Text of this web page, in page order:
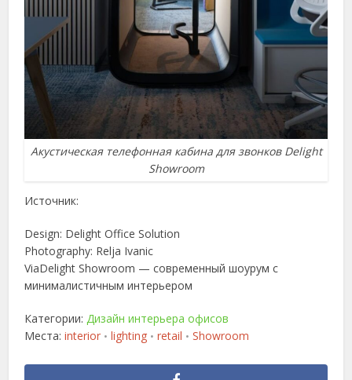
Акустическая телефонная кабина для звонков Delight
Showroom
Источник:
Design: Delight Office Solution
Photography: Relja Ivanic
ViaDelight Showroom — современный шоурум с
минималистичным интерьером
Категории:Дизайн интерьера офисов
Места:interior • lighting • retail • Showroom